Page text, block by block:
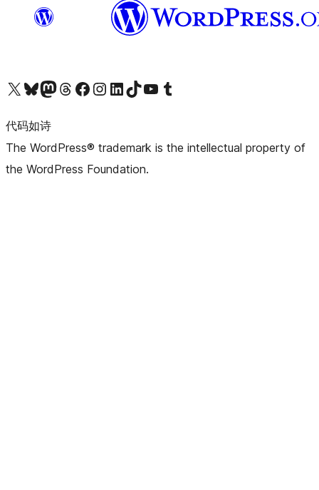
关注我们的 X（原 Twitter）账号访问我们的 Bluesky 账号关注我们的 Mastodon 账号访问我们的 Threads 账号 访问我们的 Facebook 公共主页关注我们的 Instagram 账号 关注我们的 LinkedIn 主页访问我们的 TikTok 账号访问我们的 YouTube 频道 访问我们的 Tumblr 账号
代码如诗
The WordPress® trademark is the intellectual property of
the WordPress Foundation.